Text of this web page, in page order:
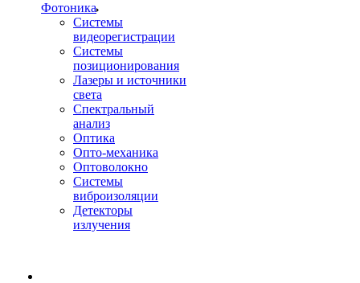
Фотоника
Cистемы
видеорегистрации
Системы
позиционирования
Лазеры и источники
света
Спектральный
анализ
Оптика
Опто-механика
Оптоволокно
Системы
виброизоляции
Детекторы
излучения